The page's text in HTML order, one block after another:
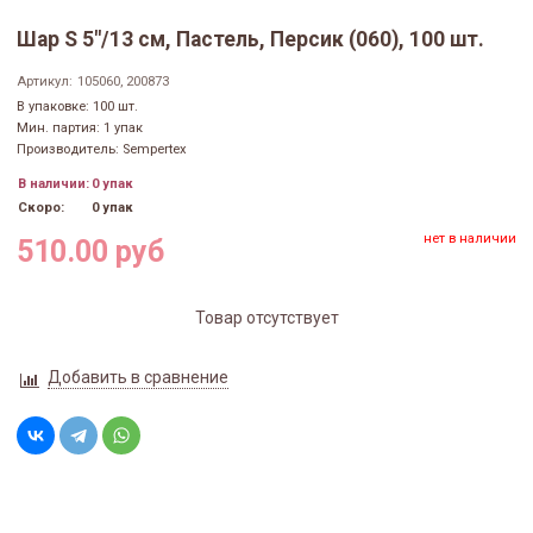
Шар S 5"/13 см, Пастель, Персик (060), 100 шт.
Артикул: 105060, 200873
В упаковке: 100 шт.
Мин. партия: 1 упак
Производитель: Sempertex
В наличии: 0 упак
Скоро:
0 упак
510.00 руб нет в наличии
Товар отсутствует
Добавить в сравнение